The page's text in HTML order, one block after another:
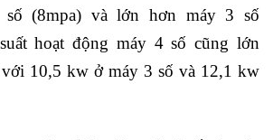
(8mpa) và lớn hơn máy 3 số
hoạt động máy 4 số cũng lớn
10,5 kw ở máy 3 số và 12,1 kw